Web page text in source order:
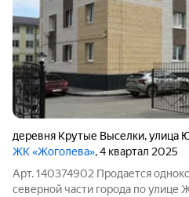
деревня Крутые Выселки,улица
ЖК «Жоголева», 4 квартал 2025
Арт. 140374902 Продается
северной части города по улице